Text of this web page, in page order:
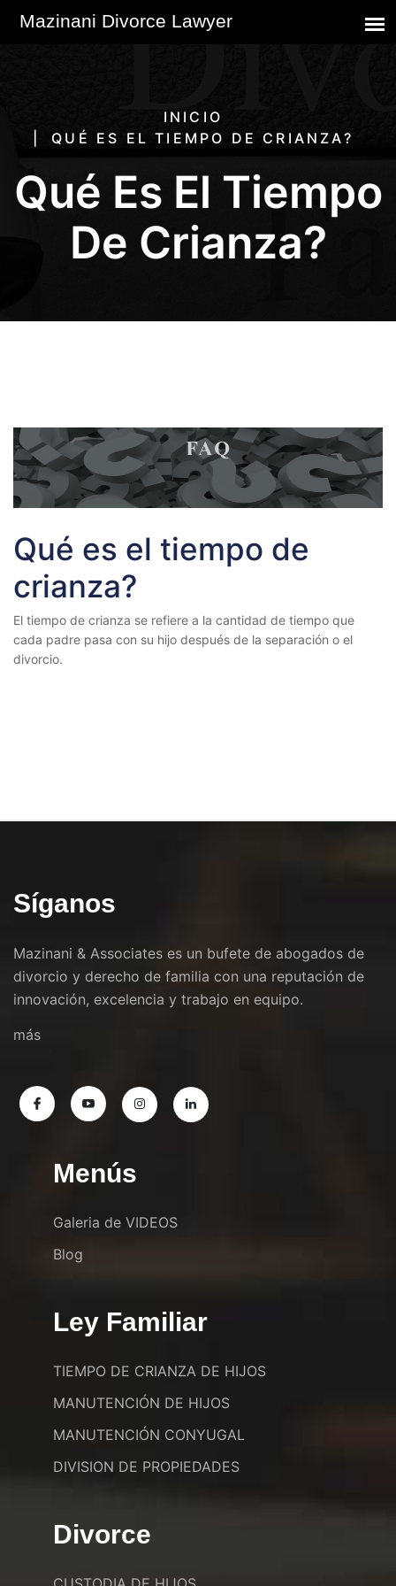
INICIO
QUÉ ES EL TIEMPO DE CRIANZA?
Qué Es El Tiempo
De Crianza?
Qué es el tiempo de
crianza?
El tiempo de crianza se refiere a la cantidad de tiempo que
cada padre pasa con su hijo después de la separación o el
divorcio.
Síganos
Mazinani & Associates es un bufete de abogados de
divorcio y derecho de familia con una reputación de
innovación, excelencia y trabajo en equipo.
más
Menús
Galeria de VIDEOS
Blog
Ley Familiar
TIEMPO DE CRIANZA DE HIJOS
MANUTENCIÓN DE HIJOS
MANUTENCIÓN CONYUGAL
DIVISION DE PROPIEDADES
Divorce